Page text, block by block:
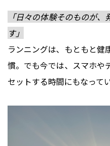
「日々の体験そのものが
す」
ランニングは、もともと健
慣。でも今では、スマホや
セットする時間にもなってい